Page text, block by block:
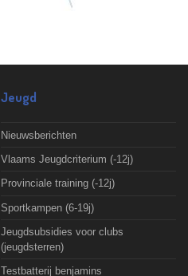
Jeugd
Nieuwsberichten
Vlaams Jeugdcriterium (-12j)
Provinciale training (-12j)
Sportkampen (6-19j)
Jeugdsubsidies voor clubs
(jeugdsterren)
Testbatterij benjamins